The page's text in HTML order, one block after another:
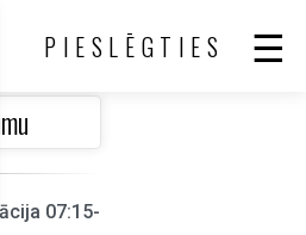
PIESLĒGTIES
07:15-